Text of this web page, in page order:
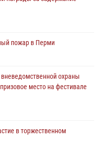
при задержании
пожар в Перми
охраны
место на фестивале
в торжественном